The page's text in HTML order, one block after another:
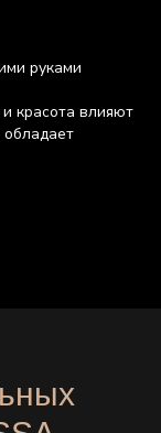
руками
красота влияют